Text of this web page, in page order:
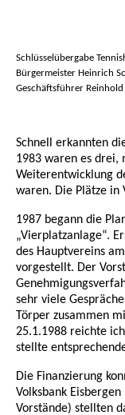
Schlüsselübergabe
Bürgermeister Heinrich
Geschäftsführer
Schnell erkannten
1983 waren es drei,
Weiterentwicklung
waren. Die Plätze in
1987 begann die
„Vierplatzanlage“.
des Hauptvereins
vorgestellt. Der
sehr viele
Törper zusammen
25.1.1988 reichte
stellte
Die Finanzierung
Volksbank
Vorstände) stellten